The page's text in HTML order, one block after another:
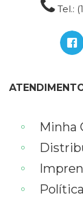
Tel.:
Minha